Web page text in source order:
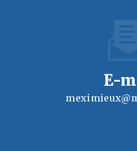
E-